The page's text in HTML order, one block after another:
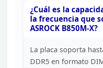
¿Cuál es la
la frecuencia que
ASROCK B850M-X?
La placa soporta
DDR5 en formato